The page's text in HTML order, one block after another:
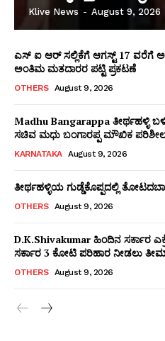
WhatsApp
Facebook
X
Klive News - August 9, 2026
ಎಸ್ ಐ ಆರ್ ಸಲ್ಲಿಕೆಗೆ ಆಗಸ್ಟ್ 17 ವರೆಗೆ
ಅಂತಿಮ ಮತದಾರರ ಪಟ್ಟಿ ಪ್ರಕಟಣೆ
OTHERS August 9, 2026
Madhu Bangarappa ತೀರ್ಥಹಳ್ಳಿ
ಸಚಿವ ಮಧು ಬಂಗಾರಪ್ಪ ಮೌಖಿಕ
KARNATAKA August 9, 2026
ತೀರ್ಥಹಳ್ಳಿಯ ಗುಡ್ಡೆಕೊಪ್ಪದಲ್ಲಿ
OTHERS August 9, 2026
D.K.Shivakumar ಹಿಂದಿನ ಸರ್ಕಾರ
ಸರ್ಕಾರ ₹3 ಕೋಟಿ ಪರಿಹಾರ ನೀಡಲು
OTHERS August 9, 2026